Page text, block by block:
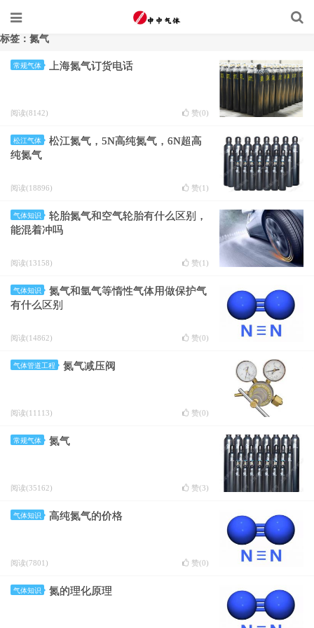
标签：氮气
常规气体 上海氮气订货电话
阅读(8142) 赞(0)
松江气体
松江氮气，5N高纯氮气，6N超高
纯氮气
阅读(18896) 赞(1 )
气体知识
轮胎氮气和空气轮胎有什么区别，
能混着冲吗
阅读(13158) 赞(1 )
气体知识
氮气和氩气等惰性气体用做保护气
有什么区别
阅读(14862) 赞(0)
气体管道工程 氮气减压阀
阅读(11113) 赞(0)
常规气体 氮气
阅读(35162) 赞(3)
气体知识 高纯氮气的价格
阅读(7801) 赞(0)
气体知识 氮的理化原理